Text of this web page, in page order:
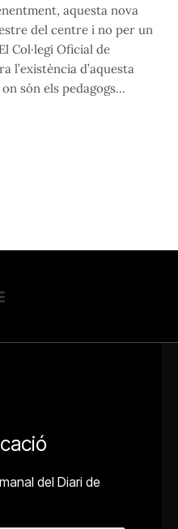
aquesta nova
del centre i no per un
Col·legi Oficial de
l’existència d’aquesta
són els pedagogs…